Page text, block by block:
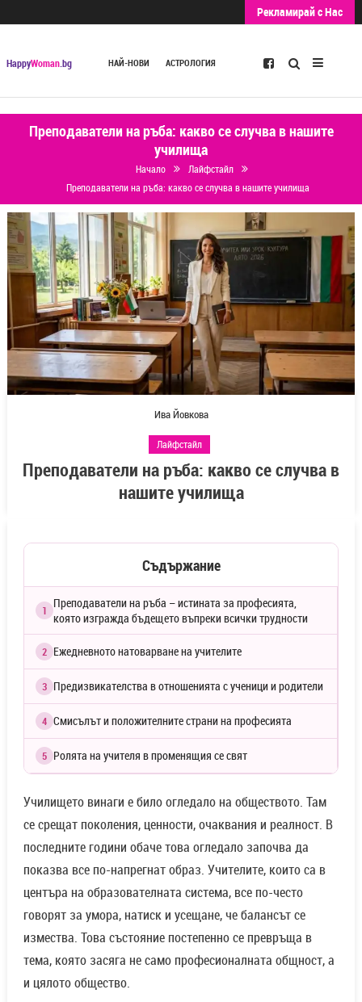
Рекламирай с Нас
HappyWoman.bg НАЙ-НОВИ АСТРОЛОГИЯ Търсене
Преподаватели на ръба: какво се случва в нашите
училища
Начало
Лайфстайл
Преподаватели на ръба: какво се случва в нашите училища
Ива Йовкова
Лайфстайл
Преподаватели на ръба: какво се случва в
нашите училища
Съдържание
1
Преподаватели на ръба – истината за професията,
която изгражда бъдещето въпреки всички трудности
2 Ежедневното натоварване на учителите
3 Предизвикателства в отношенията с ученици и родители
4 Смисълът и положителните страни на професията
5 Ролята на учителя в променящия се свят
Училището винаги е било огледало на обществото. Там
се срещат поколения, ценности, очаквания и реалност. В
последните години обаче това огледало започва да
показва все по-напрегнат образ. Учителите, които са в
центъра на образователната система, все по-често
говорят за умора, натиск и усещане, че балансът се
измества. Това състояние постепенно се превръща в
тема, която засяга не само професионалната общност, а
и цялото общество.